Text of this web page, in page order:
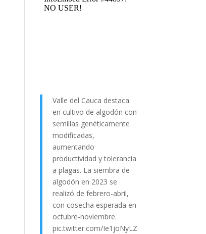
Valle del Cauca destaca
en cultivo de algodón con
semillas genéticamente
modificadas,
aumentando
productividad y tolerancia
a plagas. La siembra de
algodón en 2023 se
realizó de febrero-abril,
con cosecha esperada en
octubre-noviembre.
pic.twitter.com/Ie1joNyLZ